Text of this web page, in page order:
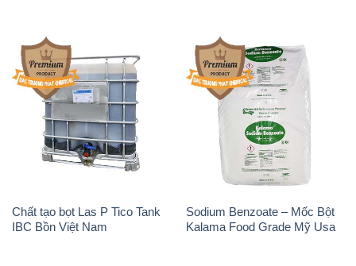
Chất tạo bọt Las P Tico Tank
IBC Bồn Việt Nam
Sodium Benzoate – Mốc Bột
Kalama Food Grade Mỹ Usa